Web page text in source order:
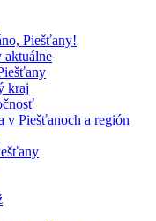
Piešťany!
aktuálne
kraj
v Piešťanoch a región